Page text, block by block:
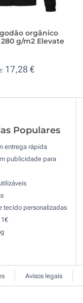
orgânico
g/m2 Elevate
17,28 €
Populares
entrega rápida
publicidade para
tecido personalizadas
Avisos legais